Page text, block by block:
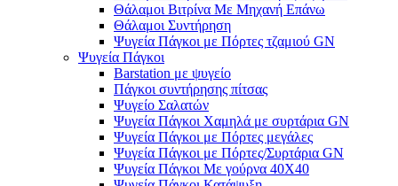
Θάλαμοι Βιτρίνα Με Μηχανή Επάνω
Θάλαμοι Συντήρηση
Ψυγεία Πάγκοι με Πόρτες τζαμιού GN
Ψυγεία Πάγκοι
Barstation με ψυγείο
Πάγκοι συντήρησης πίτσας
Ψυγείο Σαλατών
Ψυγεία Πάγκοι Χαμηλά με συρτάρια GN
Ψυγεία Πάγκοι με Πόρτες μεγάλες
Ψυγεία Πάγκοι με Πόρτες/Συρτάρια GN
Ψυγεία Πάγκοι Με γούρνα 40Χ40